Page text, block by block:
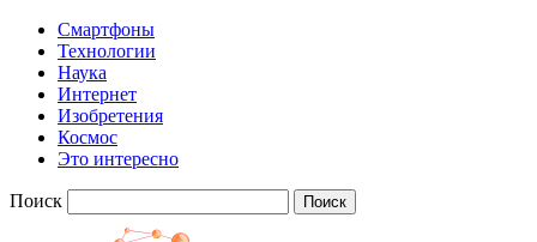
Смартфоны
Технологии
Наука
Интернет
Изобретения
Космос
Это интересно
Поиск